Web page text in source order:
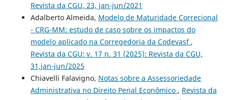
Revista da CGU, 23, jan-jun/2021
Adalberto Almeida, Modelo de Maturidade Correcional
- CRG-MM: estudo de caso sobre os impactos do
modelo aplicado na Corregedoria da Codevasf ,
Revista da CGU: v. 17 n. 31 (2025): Revista da CGU,
31,jan-jun/2025
Chiavelli Falavigno, Notas sobre a Assessoriedade
Administrativa no Direito Penal Econômico , Revista da